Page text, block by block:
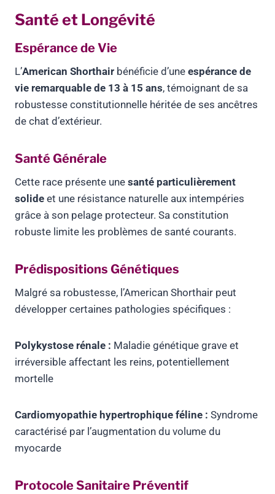
Santé et Longévité
Espérance de Vie
L’American Shorthair bénéficie d’une espérance de
vie remarquable de 13 à 15 ans, témoignant de sa
robustesse constitutionnelle héritée de ses ancêtres
de chat d’extérieur.
Santé Générale
Cette race présente une santé particulièrement
solide et une résistance naturelle aux intempéries
grâce à son pelage protecteur. Sa constitution
robuste limite les problèmes de santé courants.
Prédispositions Génétiques
Malgré sa robustesse, l’American Shorthair peut
développer certaines pathologies spécifiques :
Polykystose rénale : Maladie génétique grave et
irréversible affectant les reins, potentiellement
mortelle
Cardiomyopathie hypertrophique féline : Syndrome
caractérisé par l’augmentation du volume du
myocarde
Protocole Sanitaire Préventif